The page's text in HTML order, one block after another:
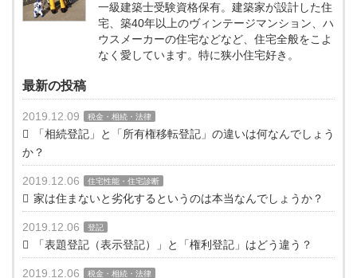
一級建築士受験資格保有。建築家が設計した住
宅、築40年以上のヴィンテージマンション、ハ
ウスメーカーの住宅などなど、住宅全般をこよ
なく愛しています。特に狭小住宅好き。
最新の投稿
2019.12.09 税金・相続・法律
「相続登記」と「所有権移転登記」の違いは何なんでしょう
か？
2019.12.06 住宅性能・住宅診断
家は住まないと劣化するというのは本当なんでしょうか？
2019.12.06 登記
「表題登記（表示登記）」と「権利登記」はどう違う？
2019.12.06 税金・相続・法律